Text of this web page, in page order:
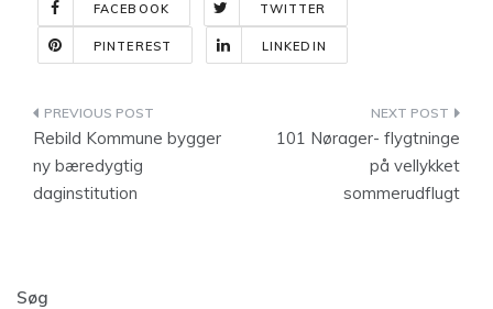
FACEBOOK TWITTER
PINTEREST LINKEDIN
Indlægsnavigation
Rebild Kommune bygger
ny bæredygtig
daginstitution
101 Nørager- flygtninge
på vellykket
sommerudflugt
Søg